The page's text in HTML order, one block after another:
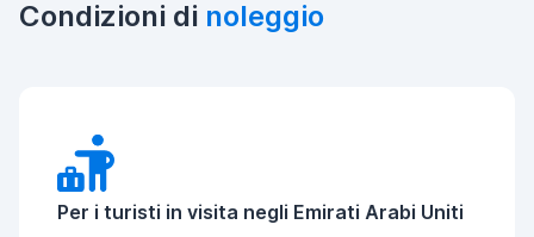
Condizioni di noleggio
Per i turisti in visita negli Emirati Arabi Uniti